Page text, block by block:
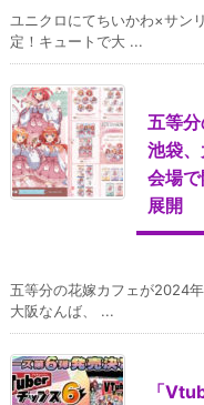
ユニクロにてちいかわ×サン
定！キュートで大 ...
五等
池袋
会場
展開
五等分の花嫁カフェが2024
大阪なんば、 ...
「